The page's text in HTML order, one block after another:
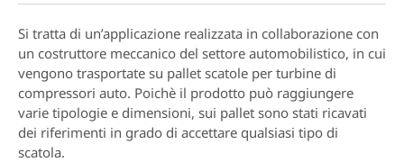
Si tratta di un’applicazione realizzata in collaborazione con
un costruttore meccanico del settore automobilistico, in cui
vengono trasportate su pallet scatole per turbine di
compressori auto. Poichè il prodotto può raggiungere
varie tipologie e dimensioni, sui pallet sono stati ricavati
dei riferimenti in grado di accettare qualsiasi tipo di
scatola.